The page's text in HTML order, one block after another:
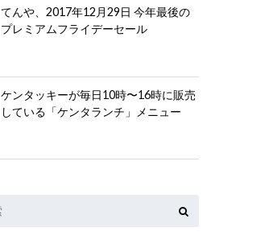
てんや、2017年12月29日 今年最後の
プレミアムフライデーセール
ケンタッキーが毎日10時〜16時に販売
している「ケンタランチ」メニュー